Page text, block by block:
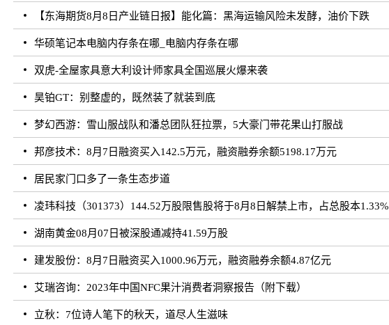
【东海期货8月8日产业链日报】能化篇：黑海运输风险未发酵，油价下跌
华硕笔记本电脑内存条在哪_电脑内存条在哪
双虎-全屋家具意大利设计师家具全国巡展火爆来袭
昊铂GT：别整虚的，既然装了就装到底
梦幻西游：雪山服战队和潘总团队狂拉票，5大豪门带花果山打服战
邦彦技术：8月7日融资买入142.5万元，融资融券余额5198.17万元
居民家门口多了一条生态步道
凌玮科技（301373）144.52万股限售股将于8月8日解禁上市，占总股本1.33%
湖南黄金08月07日被深股通减持41.59万股
建发股份：8月7日融资买入1000.96万元，融资融券余额4.87亿元
艾瑞咨询：2023年中国NFC果汁消费者洞察报告（附下载）
立秋：7位诗人笔下的秋天，道尽人生滋味